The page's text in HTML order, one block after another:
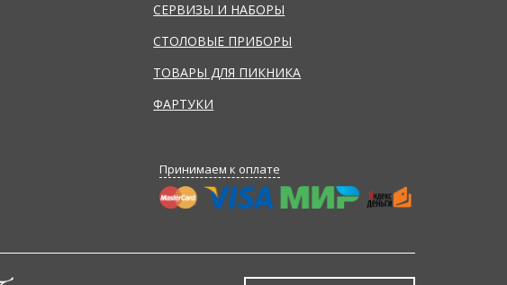
СЕРВИЗЫ И НАБОРЫ
СТОЛОВЫЕ ПРИБОРЫ
ТОВАРЫ ДЛЯ ПИКНИКА
ФАРТУКИ
Принимаем к оплате